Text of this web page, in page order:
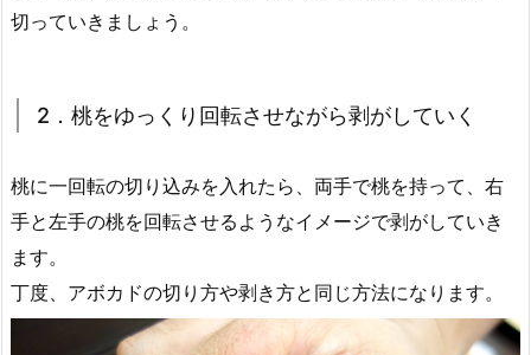
切っていきましょう。
2．桃をゆっくり回転させながら剥がしていく
桃に一回転の切り込みを入れたら、両手で桃を持って、右
手と左手の桃を回転させるようなイメージで剥がしていき
ます。
丁度、アボカドの切り方や剥き方と同じ方法になります。